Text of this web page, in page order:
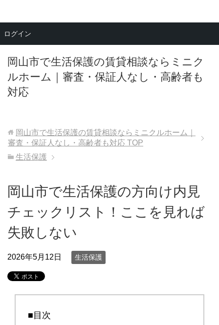
岡山市で生活保護の賃貸相談ならミニク
ルホーム｜審査・保証人なし・高齢者も
対応
メニュー
岡山市で生活保護の賃貸相談ならミニクルホーム｜
審査・保証人なし・高齢者も対応 TOP
生活保護
岡山市で生活保護の方向け内見
チェックリスト！ここを見れば
失敗しない
2026年5月12日 生活保護
■目次
ログイン